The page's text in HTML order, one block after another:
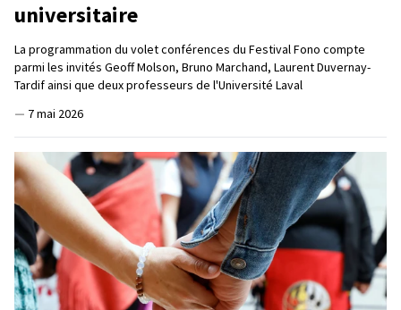
universitaire
La programmation du volet conférences du Festival Fono compte
parmi les invités Geoff Molson, Bruno Marchand, Laurent Duvernay-
Tardif ainsi que deux professeurs de l'Université Laval
— 7 mai 2026